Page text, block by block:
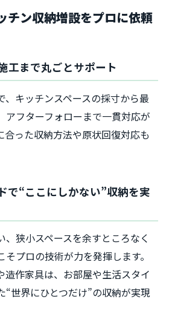
チン収納増設をプロに依頼
工まで丸ごとサポート
、キッチンスペースの採寸から最
アフターフォローまで一貫対応が
合った収納方法や原状回復対応も
で“ここにしかない”収納を実
、狭小スペースを余すところなく
そプロの技術が力を発揮します。
造作家具は、お部屋や生活スタイ
“世界にひとつだけ”の収納が実現